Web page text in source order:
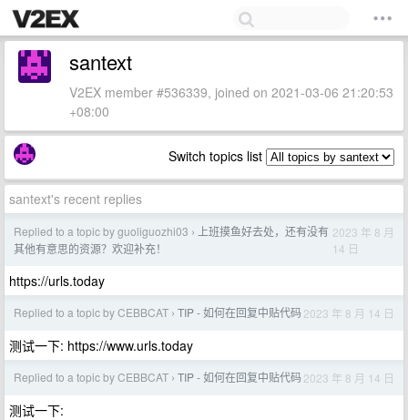
santext
V2EX member #536339, joined on 2021-03-06 21:20:53
+08:00
Switch topics list
santext's recent replies
Replied to a topic by guoliguozhi03 ›
上班摸鱼好去处，还有没有
其他有意思的资源？欢迎补充！
2023 年 8 月
14 日
https://urls.today
Replied to a topic by CEBBCAT › TIP - 如何在回复中贴代码2023 年 8 月 14 日
测试一下: https://www.urls.today
Replied to a topic by CEBBCAT › TIP - 如何在回复中贴代码2023 年 8 月 14 日
测试一下: